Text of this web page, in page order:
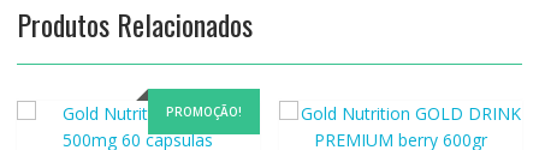
Produtos Relacionados
PROMOÇÃO!